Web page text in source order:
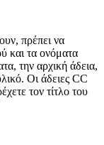
πρέπει να
και τα ονόματα
την αρχική άδεια,
Οι άδειες CC
τον τίτλο του